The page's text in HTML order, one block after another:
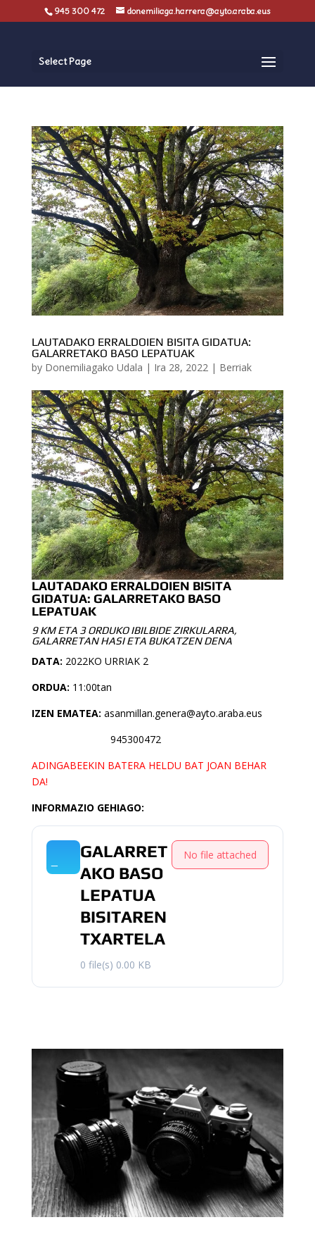
945 300 472 donemiliaga.harrera@ayto.araba.eus
Select Page
LAUTADAKO ERRALDOIEN BISITA GIDATUA:
GALARRETAKO BASO LEPATUAK
by Donemiliagako Udala | Ira 28, 2022 | Berriak
LAUTADAKO ERRALDOIEN BISITA
GIDATUA: GALARRETAKO BASO
LEPATUAK
9 KM ETA 3 ORDUKO IBILBIDE ZIRKULARRA,
GALARRETAN HASI ETA BUKATZEN DENA
DATA: 2022KO URRIAK 2
ORDUA: 11:00tan
IZEN EMATEA: asanmillan.genera@ayto.araba.eus
945300472
ADINGABEEKIN BATERA HELDU BAT JOAN BEHAR
DA!
INFORMAZIO GEHIAGO:
GALARRET
AKO BASO
LEPATUA
BISITAREN
TXARTELA
0 file(s) 0.00 KB
No file attached